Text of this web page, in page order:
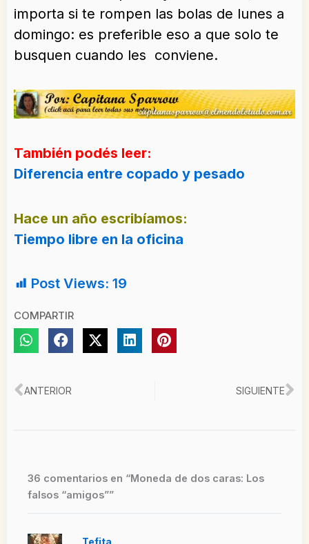
importa si te rompen las bolas de lunes a
domingo: es preferible eso a que solo te
busquen cuando les conviene.
También podés leer:
Diferencia entre copado y pesado
Hace un año escribíamos:
Tiempo libre en la oficina
Post Views: 19
COMPARTIR
Ant
ANTERIOR SIGUIENTE
36 comentarios en “Moneda de dos caras: Los
falsos “amigos””